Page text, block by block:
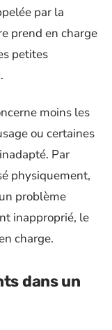
par la
prend en charge
petites
moins les
ou certaines
Par
physiquement,
problème
inapproprié, le
charge.
dans un